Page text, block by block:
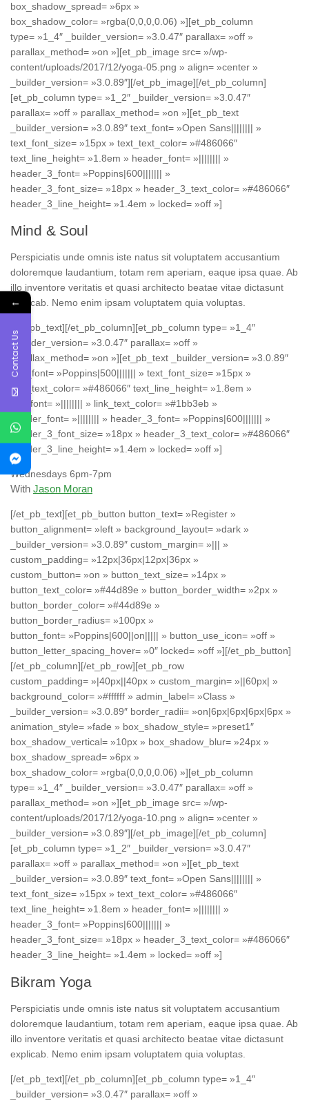
box_shadow_spread= »6px »
box_shadow_color= »rgba(0,0,0,0.06) »][et_pb_column
type= »1_4″ _builder_version= »3.0.47″ parallax= »off »
parallax_method= »on »][et_pb_image src= »/wp-
content/uploads/2017/12/yoga-05.png » align= »center »
_builder_version= »3.0.89″][/et_pb_image][/et_pb_column]
[et_pb_column type= »1_2″ _builder_version= »3.0.47″
parallax= »off » parallax_method= »on »][et_pb_text
_builder_version= »3.0.89″ text_font= »Open Sans|||||||| »
text_font_size= »15px » text_text_color= »#486066″
text_line_height= »1.8em » header_font= »|||||||| »
header_3_font= »Poppins|600||||||| »
header_3_font_size= »18px » header_3_text_color= »#486066″
header_3_line_height= »1.4em » locked= »off »]
Mind & Soul
Perspiciatis unde omnis iste natus sit voluptatem accusantium
doloremque laudantium, totam rem aperiam, eaque ipsa quae. Ab
illo inventore veritatis et quasi architecto beatae vitae dictasunt
explicab. Nemo enim ipsam voluptatem quia voluptas.
[/et_pb_text][/et_pb_column][et_pb_column type= »1_4″
_builder_version= »3.0.47″ parallax= »off »
parallax_method= »on »][et_pb_text _builder_version= »3.0.89″
text_font= »Poppins|500||||||| » text_font_size= »15px »
text_text_color= »#486066″ text_line_height= »1.8em »
link_font= »|||||||| » link_text_color= »#1bb3eb »
header_font= »|||||||| » header_3_font= »Poppins|600||||||| »
header_3_font_size= »18px » header_3_text_color= »#486066″
header_3_line_height= »1.4em » locked= »off »]
Wednesdays 6pm-7pm
With Jason Moran
[/et_pb_text][et_pb_button button_text= »Register »
button_alignment= »left » background_layout= »dark »
_builder_version= »3.0.89″ custom_margin= »||| »
custom_padding= »12px|36px|12px|36px »
custom_button= »on » button_text_size= »14px »
button_text_color= »#44d89e » button_border_width= »2px »
button_border_color= »#44d89e »
button_border_radius= »100px »
button_font= »Poppins|600||on||||| » button_use_icon= »off »
button_letter_spacing_hover= »0″ locked= »off »][/et_pb_button]
[/et_pb_column][/et_pb_row][et_pb_row
custom_padding= »|40px||40px » custom_margin= »||60px| »
background_color= »#ffffff » admin_label= »Class »
_builder_version= »3.0.89″ border_radii= »on|6px|6px|6px|6px »
animation_style= »fade » box_shadow_style= »preset1″
box_shadow_vertical= »10px » box_shadow_blur= »24px »
box_shadow_spread= »6px »
box_shadow_color= »rgba(0,0,0,0.06) »][et_pb_column
type= »1_4″ _builder_version= »3.0.47″ parallax= »off »
parallax_method= »on »][et_pb_image src= »/wp-
content/uploads/2017/12/yoga-10.png » align= »center »
_builder_version= »3.0.89″][/et_pb_image][/et_pb_column]
[et_pb_column type= »1_2″ _builder_version= »3.0.47″
parallax= »off » parallax_method= »on »][et_pb_text
_builder_version= »3.0.89″ text_font= »Open Sans|||||||| »
text_font_size= »15px » text_text_color= »#486066″
text_line_height= »1.8em » header_font= »|||||||| »
header_3_font= »Poppins|600||||||| »
header_3_font_size= »18px » header_3_text_color= »#486066″
header_3_line_height= »1.4em » locked= »off »]
Bikram Yoga
Perspiciatis unde omnis iste natus sit voluptatem accusantium
doloremque laudantium, totam rem aperiam, eaque ipsa quae. Ab
illo inventore veritatis et quasi architecto beatae vitae dictasunt
explicab. Nemo enim ipsam voluptatem quia voluptas.
[/et_pb_text][/et_pb_column][et_pb_column type= »1_4″
_builder_version= »3.0.47″ parallax= »off »
←
Contact Us